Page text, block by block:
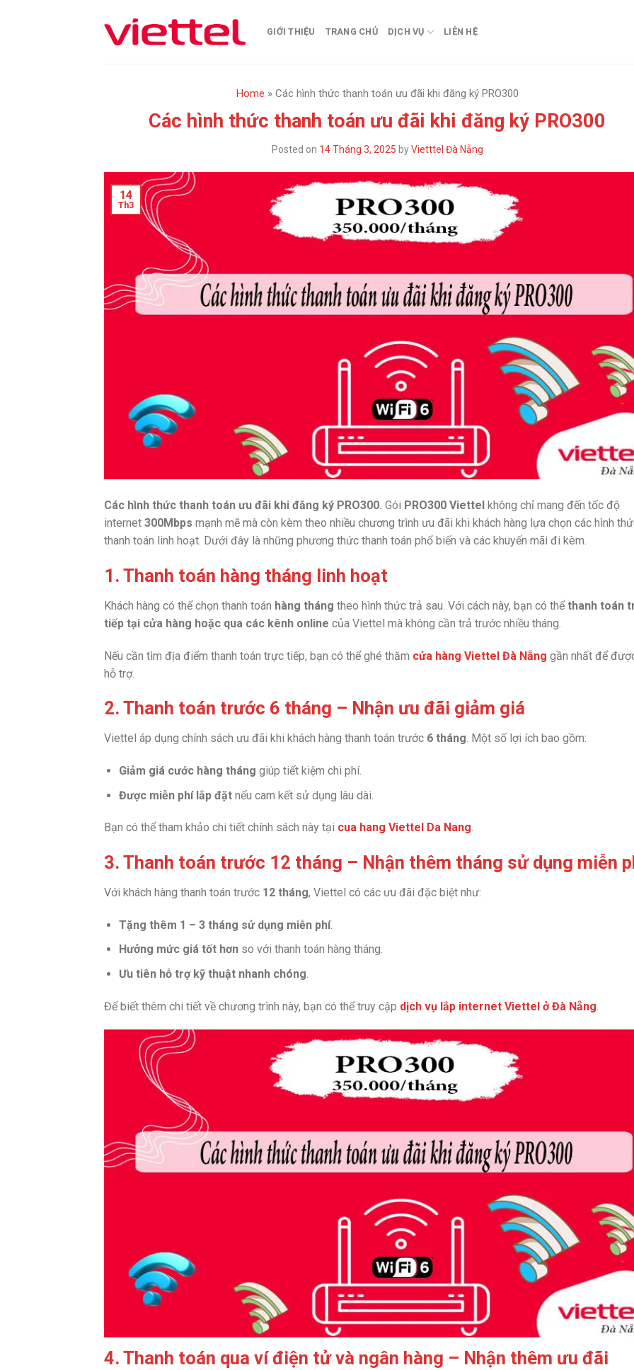
GIỚI THIỆU TRANG CHỦ DỊCH VỤ LIÊN HỆ
Home » Các hình thức thanh toán ưu đãi khi đăng ký PRO300
Các hình thức thanh toán ưu đãi khi đăng ký PRO300
Posted on 14 Tháng 3, 2025 byVietttel Đà Nẵng
14
Th3
Các hình thức thanh toán ưu đãi khi đăng ký PRO300. Gói PRO300 Viettel không chỉ mang đến tốc độ
internet 300Mbps mạnh mẽ mà còn kèm theo nhiều chương trình ưu đãi khi khách hàng lựa chọn các hình
thanh toán linh hoạt. Dưới đây là những phương thức thanh toán phổ biến và các khuyến mãi đi kèm.
1. Thanh toán hàng tháng linh hoạt
Khách hàng có thể chọn thanh toán hàng tháng theo hình thức trả sau. Với cách này, bạn có thểthanh toán
tiếp tại cửa hàng hoặc qua các kênh online của Viettel mà không cần trả trước nhiều tháng.
Nếu cần tìm địa điểm thanh toán trực tiếp, bạn có thể ghé thăm cửa hàng Viettel Đà Nẵng gần nhất để
hỗ trợ.
2. Thanh toán trước 6 tháng – Nhận ưu đãi giảm giá
Viettel áp dụng chính sách ưu đãi khi khách hàng thanh toán trước 6 tháng. Một số lợi ích bao gồm:
Giảm giá cước hàng tháng giúp tiết kiệm chi phí.
Được miễn phí lắp đặtnếu cam kết sử dụng lâu dài.
Bạn có thể tham khảo chi tiết chính sách này tại cua hang Viettel Da Nang.
3. Thanh toán trước 12 tháng – Nhận thêm tháng sử dụng miễn
Với khách hàng thanh toán trước 12 tháng, Viettel có các ưu đãi đặc biệt như:
Tặng thêm 1 – 3 tháng sử dụng miễn phí.
Hưởng mức giá tốt hơnso với thanh toán hàng tháng.
Ưu tiên hỗ trợ kỹ thuật nhanh chóng.
Để biết thêm chi tiết về chương trình này, bạn có thể truy cập dịch vụ lắp internet Viettel ở Đà Nẵng
4. Thanh toán qua ví điện tử và ngân hàng – Nhận thêm ưu đãi